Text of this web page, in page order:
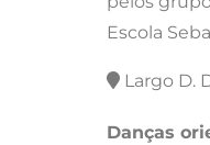
Escola
Largo D.
Danças